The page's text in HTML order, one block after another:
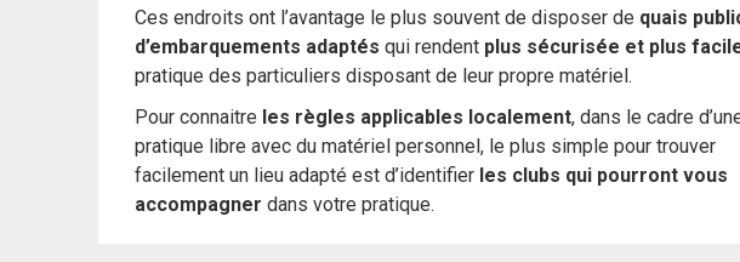
Ces endroits ont l’avantage le plus souvent de disposer de quais
d’embarquements adaptés qui rendent plus sécurisée et plus
pratique des particuliers disposant de leur propre matériel.
Pour connaitre les règles applicables localement, dans le cadre
pratique libre avec du matériel personnel, le plus simple pour trouver
facilement un lieu adapté est d’identifier les clubs qui pourront vous
accompagner dans votre pratique.